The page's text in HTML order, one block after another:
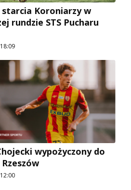
starcia Koroniarzy w
rundzie STS Pucharu
wypożyczony do